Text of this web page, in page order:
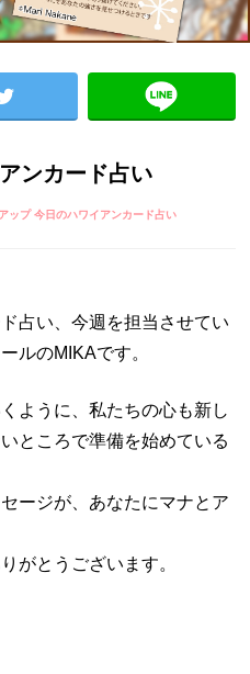
ンカード占い
ップ 今日のハワイアンカード占い
占い、今週を担当させてい
ルのMIKAです。
ように、私たちの心も新し
ところで準備を始めている
ージが、あなたにマナとア
がとうございます。